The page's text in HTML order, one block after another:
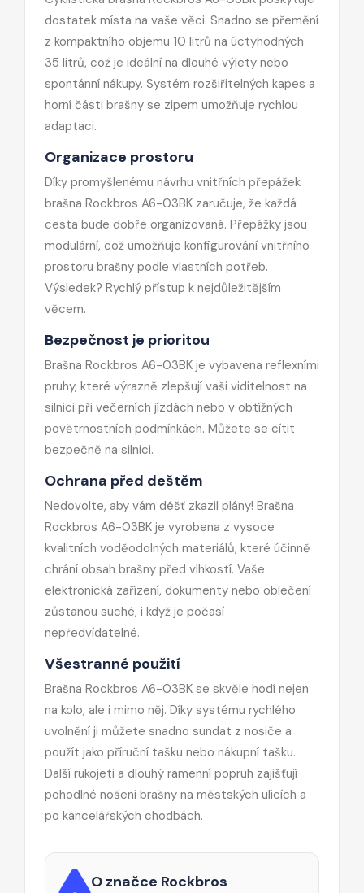
dostatek místa na vaše věci. Snadno se přemění
z kompaktního objemu 10 litrů na úctyhodných
35 litrů, což je ideální na dlouhé výlety nebo
spontánní nákupy. Systém rozšiřitelných kapes a
horní části brašny se zipem umožňuje rychlou
adaptaci.
Organizace prostoru
Díky promyšlenému návrhu vnitřních přepážek
brašna Rockbros A6-03BK zaručuje, že každá
cesta bude dobře organizovaná. Přepážky jsou
modulární, což umožňuje konfigurování vnitřního
prostoru brašny podle vlastních potřeb.
Výsledek? Rychlý přístup k nejdůležitějším
věcem.
Bezpečnost je prioritou
Brašna Rockbros A6-03BK je vybavena reflexními
pruhy, které výrazně zlepšují vaši viditelnost na
silnici při večerních jízdách nebo v obtížných
povětrnostních podmínkách. Můžete se cítit
bezpečně na silnici.
Ochrana před deštěm
Nedovolte, aby vám déšť zkazil plány! Brašna
Rockbros A6-03BK je vyrobena z vysoce
kvalitních voděodolných materiálů, které účinně
chrání obsah brašny před vlhkostí. Vaše
elektronická zařízení, dokumenty nebo oblečení
zůstanou suché, i když je počasí
nepředvídatelné.
Všestranné použití
Brašna Rockbros A6-03BK se skvěle hodí nejen
na kolo, ale i mimo něj. Díky systému rychlého
uvolnění ji můžete snadno sundat z nosiče a
použít jako příruční tašku nebo nákupní tašku.
Další rukojeti a dlouhý ramenní popruh zajišťují
pohodlné nošení brašny na městských ulicích a
po kancelářských chodbách.
O značce Rockbros